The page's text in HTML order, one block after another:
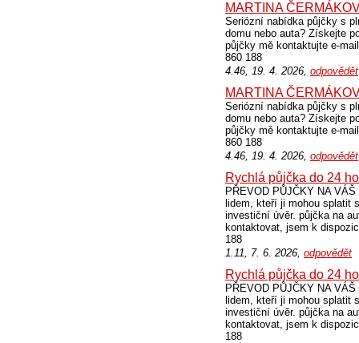
MARTINA
Seriózní nabídka půjčky s
domu nebo auta? Získejte
půjčky mě kontaktujte e-
860 188
4.46, 19. 4. 2026, odpovědět
MARTINA
Seriózní nabídka půjčky s
domu nebo auta? Získejte
půjčky mě kontaktujte e-
860 188
4.46, 19. 4. 2026, odpovědět
Rychlá půjčka do 24
PŘEVOD PŮJČKY NA
lidem, kteří ji mohou splatit
investiční úvěr. půjčka na
kontaktovat, jsem k
188
1.11, 7. 6. 2026, odpovědět
Rychlá půjčka do 24
PŘEVOD PŮJČKY NA
lidem, kteří ji mohou splatit
investiční úvěr. půjčka na
kontaktovat, jsem k
188